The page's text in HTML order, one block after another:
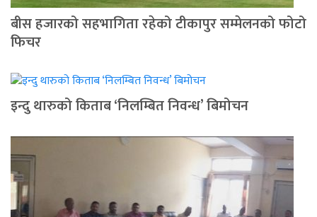
बीस हजारको सहभागिता रहेको टीकापुर सम्मेलनको फोटो
फिचर
इन्दु थारुको किताब ‘निलम्बित निवन्ध’ बिमोचन